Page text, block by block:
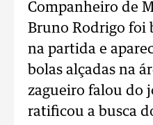
Companheiro de
Bruno Rodrigo foi
na partida e
bolas alçadas na
zagueiro falou do
ratificou a busca